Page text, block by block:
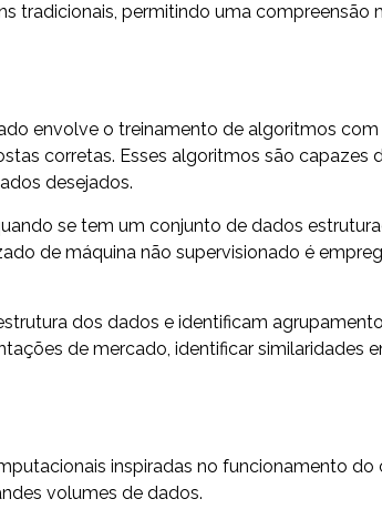
tradicionais, permitindo uma compreensão
envolve o treinamento de algoritmos
corretas. Esses algoritmos são capazes
desejados.
se tem um conjunto de dados
de máquina não supervisionado é
dos dados e identificam
de mercado, identificar similaridades
inspiradas no funcionamento
volumes de dados.